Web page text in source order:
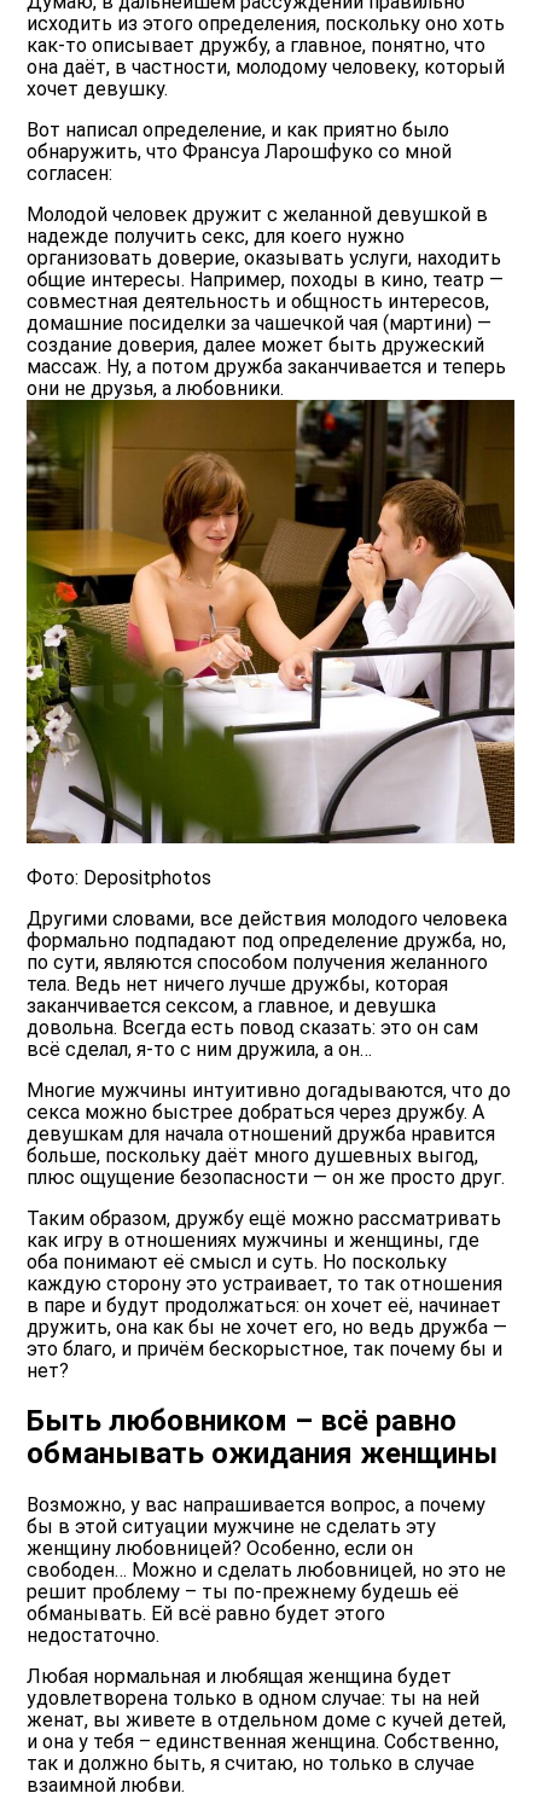
исходить из этого определения, поскольку оно хоть
как-то описывает дружбу, а главное, понятно, что
она даёт, в частности, молодому человеку, который
хочет девушку.
Вот написал определение, и как приятно было
обнаружить, что Франсуа Ларошфуко со мной
согласен:
Молодой человек дружит с желанной девушкой в
надежде получить секс, для коего нужно
организовать доверие, оказывать услуги, находить
общие интересы. Например, походы в кино, театр —
совместная деятельность и общность интересов,
домашние посиделки за чашечкой чая (мартини) —
создание доверия, далее может быть дружеский
массаж. Ну, а потом дружба заканчивается и теперь
они не друзья, а любовники.
Фото: Depositphotos
Другими словами, все действия молодого человека
формально подпадают под определение дружба, но,
по сути, являются способом получения желанного
тела. Ведь нет ничего лучше дружбы, которая
заканчивается сексом, а главное, и девушка
довольна. Всегда есть повод сказать: это он сам
всё сделал, я-то с ним дружила, а он…
Многие мужчины интуитивно догадываются, что до
секса можно быстрее добраться через дружбу. А
девушкам для начала отношений дружба нравится
больше, поскольку даёт много душевных выгод,
плюс ощущение безопасности — он же просто друг.
Таким образом, дружбу ещё можно рассматривать
как игру в отношениях мужчины и женщины, где
оба понимают её смысл и суть. Но поскольку
каждую сторону это устраивает, то так отношения
в паре и будут продолжаться: он хочет её, начинает
дружить, она как бы не хочет его, но ведь дружба —
это благо, и причём бескорыстное, так почему бы и
нет?
Быть любовником – всё равно
обманывать ожидания женщины
Возможно, у вас напрашивается вопрос, а почему
бы в этой ситуации мужчине не сделать эту
женщину любовницей? Особенно, если он
свободен… Можно и сделать любовницей, но это не
решит проблему – ты по-прежнему будешь её
обманывать. Ей всё равно будет этого
недостаточно.
Любая нормальная и любящая женщина будет
удовлетворена только в одном случае: ты на ней
женат, вы живете в отдельном доме с кучей детей,
и она у тебя – единственная женщина. Собственно,
так и должно быть, я считаю, но только в случае
взаимной любви.